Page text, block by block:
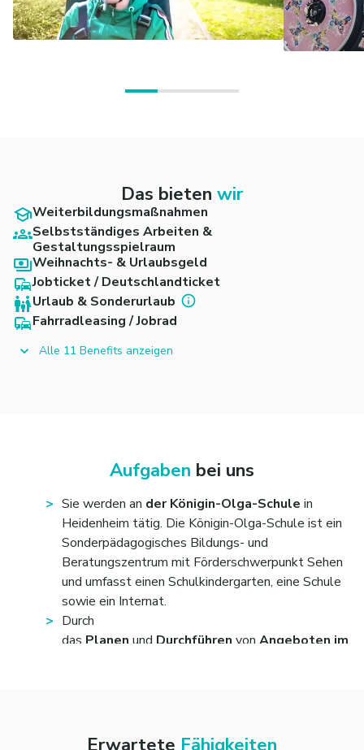
Das bieten wir
Weiterbildungsmaßnahmen
Selbstständiges Arbeiten &
Gestaltungsspielraum
Weihnachts- & Urlaubsgeld
Jobticket / Deutschlandticket
Urlaub & Sonderurlaub
Fahrradleasing / Jobrad
Alle 11 Benefits anzeigen
Aufgaben bei uns
Sie werden an der Königin-Olga-Schule in
Heidenheim tätig. Die Königin-Olga-Schule ist ein
Sonderpädagogisches Bildungs- und
Beratungszentrum mit Förderschwerpunkt Sehen
und umfasst einen Schulkindergarten, eine Schule
sowie ein Internat.
Durch
das Planen und Durchführen von Angeboten im
Sie geben zudemindividuelle
Erwartete Fähigkeiten